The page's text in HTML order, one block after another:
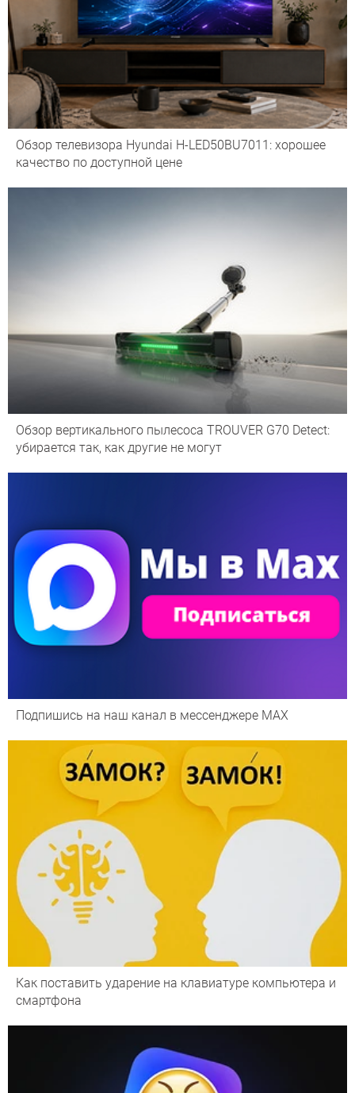
Обзор телевизора Hyundai H-LED50BU7011: хорошее
качество по доступной цене
Обзор вертикального пылесоса TROUVER G70 Detect:
убирается так, как другие не могут
Подпишись на наш канал в мессенджере МАХ
Как поставить ударение на клавиатуре компьютера и
смартфона